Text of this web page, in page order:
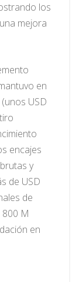
los
mejora
en
USD
encajes
y
de USD
de
M
en